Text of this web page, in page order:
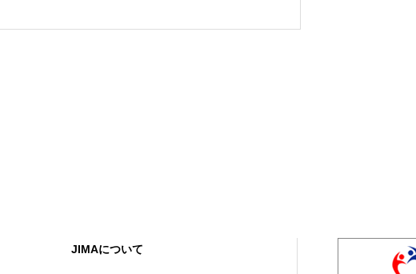
JIMAについて